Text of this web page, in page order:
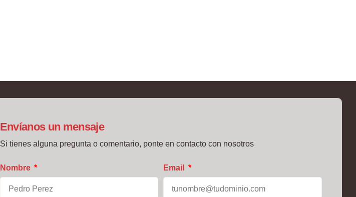
Envíanos un mensaje
Si tienes alguna pregunta o comentario, ponte en contacto con nosotros
Nombre Email